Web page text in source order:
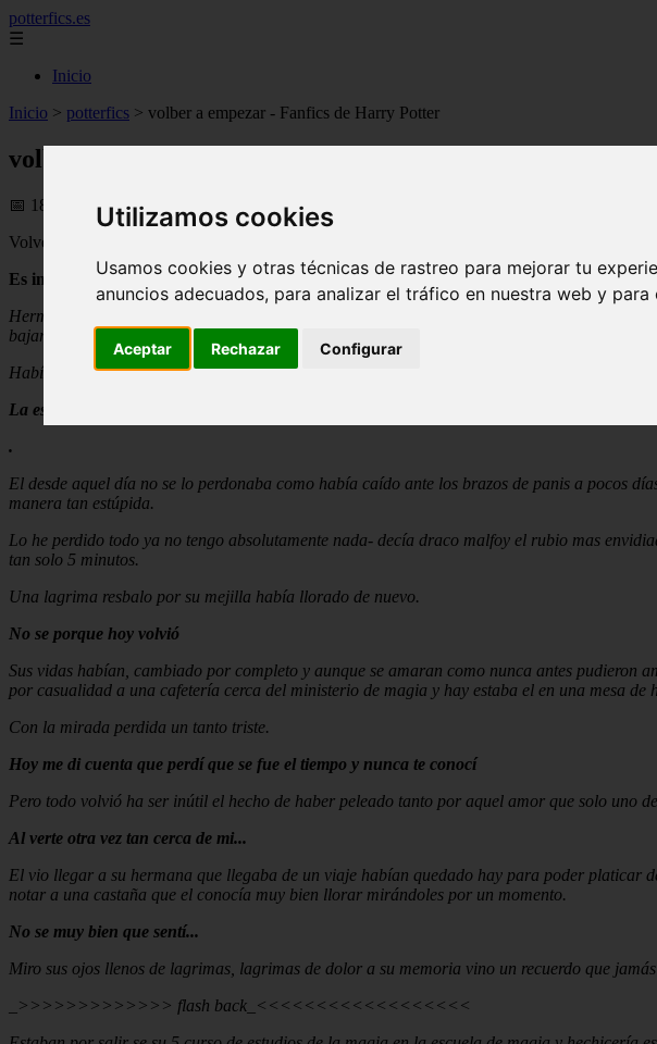
Utilizamos cookies
Usamos cookies y otras técnicas de rastreo para mejorar tu
anuncios adecuados, para analizar el tráfico en nuestra web y
Aceptar Rechazar Configurar
potterfics.es
☰
Inicio
Inicio > potterfics > volber a empezar - Fanfics de Harry Potter
volber a empezar - Fanfics de Harry Potter
📅 18/08/2025
Volver a empezar
Es imposible olvidar aquellas cartas que ley junto al mar...
Hermione apenas podía creer que lo hubiera encontrado de esa manera en la playa cerca
bajara por su mejilla.
Habían pasado ya 3 largos años de ello. Y aun no lo podía olvidar porque aun lo amaba a
La estrella fugaz que se me perdió...
.
El desde aquel día no se lo perdonaba como había caído ante los brazos de panis a pocos
manera tan estúpida.
Lo he perdido todo ya no tengo absolutamente nada- decía draco malfoy el rubio mas
tan solo 5 minutos.
Una lagrima resbalo por su mejilla había llorado de nuevo.
No se porque hoy volvió
Sus vidas habían, cambiado por completo y aunque se amaran como nunca antes pudieron
por casualidad a una cafetería cerca del ministerio de magia y hay estaba el en una mesa de
Con la mirada perdida un tanto triste.
Hoy me di cuenta que perdí que se fue el tiempo y nunca te conocí
Pero todo volvió ha ser inútil el hecho de haber peleado tanto por aquel amor que solo uno
Al verte otra vez tan cerca de mi...
El vio llegar a su hermana que llegaba de un viaje habían quedado hay para poder platicar
notar a una castaña que el conocía muy bien llorar mirándoles por un momento.
No se muy bien que sentí...
Miro sus ojos llenos de lagrimas, lagrimas de dolor a su memoria vino un recuerdo que
_>>>>>>>>>>>>> flash back_<<<<<<<<<<<<<<<<<<